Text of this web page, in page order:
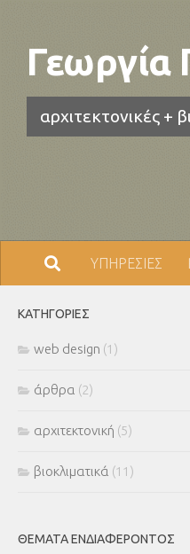
Γεωργία
αρχιτεκτονικές +
ΥΠΗΡΕΣΙΕΣ
ΚΑΤΗΓΟΡΊΕΣ
web design (1)
άρθρα (2)
αρχιτεκτονική (5)
βιοκλιματικά (11)
ΘΈΜΑΤΑ ΕΝΔΙΑΦΈΡΟΝΤΟΣ